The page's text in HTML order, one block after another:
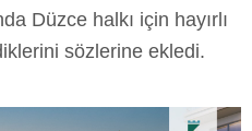
Düzce halkı için hayırlı
sözlerine ekledi.